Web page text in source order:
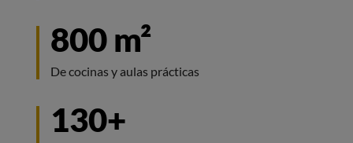
800 m²
De cocinas y aulas prácticas
130+